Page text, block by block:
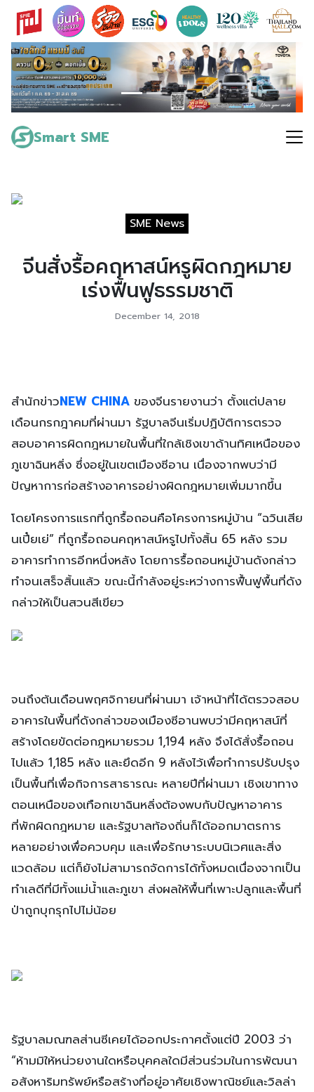
Skip
content
Smart SME
Search
for:
SME News
จีนสั่งรื้อคฤหาสน์หรูผิดกฎหมาย
เร่งฟื้นฟูธรรมชาติ
December 14, 2018
สำนักข่าวNEW CHINA ของจีนรายงานว่า ตั้งแต่ปลาย
เดือนกรกฎาคมที่ผ่านมา รัฐบาลจีนเริ่มปฏิบัติการตรวจ
สอบอาคารผิดกฎหมายในพื้นที่ใกล้เชิงเขาด้านทิศเหนือของ
ภูเขาฉินหลิ่ง ซึ่งอยู่ในเขตเมืองซีอาน เนื่องจากพบว่ามี
ปัญหาการก่อสร้างอาคารอย่างผิดกฎหมายเพิ่มมากขึ้น
โดยโครงการแรกที่ถูกรื้อถอนคือโครงการหมู่บ้าน “ฉวินเสีย
นเปี๋ยเย่” ที่ถูกรื้อถอนคฤหาสน์หรูไปทั้งสิ้น 65 หลัง รวม
อาคารทำการอีกหนึ่งหลัง โดยการรื้อถอนหมู่บ้านดังกล่าว
ทำจนเสร็จสิ้นแล้ว ขณะนี้กำลังอยู่ระหว่างการฟื้นฟูพื้นที่ดัง
กล่าวให้เป็นสวนสีเขียว
จนถึงต้นเดือนพฤศจิกายนที่ผ่านมา เจ้าหน้าที่ได้ตรวจสอบ
อาคารในพื้นที่ดังกล่าวของเมืองซีอานพบว่ามีคฤหาสน์ที่
สร้างโดยขัดต่อกฎหมายรวม 1,194 หลัง จึงได้สั่งรื้อถอน
ไปแล้ว 1,185 หลัง และยึดอีก 9 หลังไว้เพื่อทำการปรับปรุง
เป็นพื้นที่เพื่อกิจการสาธารณะ หลายปีที่ผ่านมา เชิงเขาทาง
ตอนเหนือของเทือกเขาฉินหลิ่งต้องพบกับปัญหาอาคาร
ที่พักผิดกฎหมาย และรัฐบาลท้องถิ่นก็ได้ออกมาตรการ
หลายอย่างเพื่อควบคุม และเพื่อรักษาระบบนิเวศและสิ่ง
แวดล้อม แต่ก็ยังไม่สามารถจัดการได้ทั้งหมดเนื่องจากเป็น
ทำเลดีที่มีทั้งแม่น้ำและภูเขา ส่งผลให้พื้นที่เพาะปลูกและพื้นที่
ป่าถูกบุกรุกไปไม่น้อย
รัฐบาลมณฑลส่านซีเคยได้ออกประกาศตั้งแต่ปี 2003 ว่า
“ห้ามมิให้หน่วยงานใดหรือบุคคลใดมีส่วนร่วมในการพัฒนา
อสังหาริมทรัพย์หรือสร้างที่อยู่อาศัยเชิงพาณิชย์และวิลล่า